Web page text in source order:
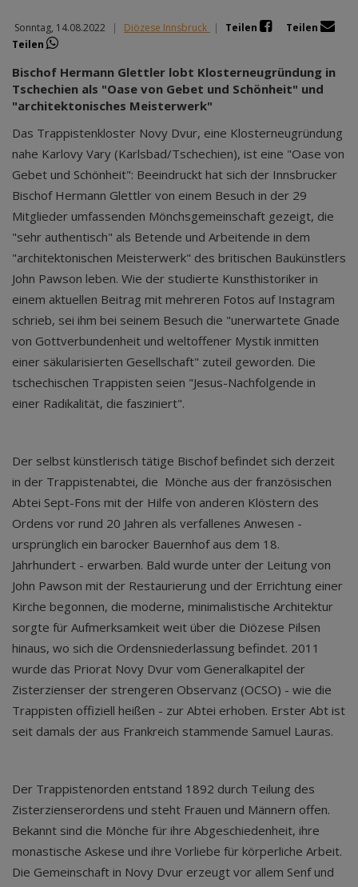
Sonntag, 14.08.2022 | Diözese Innsbruck | Teilen
Teilen
Teilen
Bischof Hermann Glettler lobt Klosterneugründung in
Tschechien als "Oase von Gebet und Schönheit" und
"architektonisches Meisterwerk"
Das Trappistenkloster Novy Dvur, eine Klosterneugründung
nahe Karlovy Vary (Karlsbad/Tschechien), ist eine "Oase von
Gebet und Schönheit": Beeindruckt hat sich der Innsbrucker
Bischof Hermann Glettler von einem Besuch in der 29
Mitglieder umfassenden Mönchsgemeinschaft gezeigt, die
"sehr authentisch" als Betende und Arbeitende in dem
"architektonischen Meisterwerk" des britischen Baukünstlers
John Pawson leben. Wie der studierte Kunsthistoriker in
einem aktuellen Beitrag mit mehreren Fotos auf Instagram
schrieb, sei ihm bei seinem Besuch die "unerwartete Gnade
von Gottverbundenheit und weltoffener Mystik inmitten
einer säkularisierten Gesellschaft" zuteil geworden. Die
tschechischen Trappisten seien "Jesus-Nachfolgende in
einer Radikalität, die fasziniert".
Der selbst künstlerisch tätige Bischof befindet sich derzeit
in der Trappistenabtei, die Mönche aus der französischen
Abtei Sept-Fons mit der Hilfe von anderen Klöstern des
Ordens vor rund 20 Jahren als verfallenes Anwesen -
ursprünglich ein barocker Bauernhof aus dem 18.
Jahrhundert - erwarben. Bald wurde unter der Leitung von
John Pawson mit der Restaurierung und der Errichtung einer
Kirche begonnen, die moderne, minimalistische Architektur
sorgte für Aufmerksamkeit weit über die Diözese Pilsen
hinaus, wo sich die Ordensniederlassung befindet. 2011
wurde das Priorat Novy Dvur vom Generalkapitel der
Zisterzienser der strengeren Observanz (OCSO) - wie die
Trappisten offiziell heißen - zur Abtei erhoben. Erster Abt ist
seit damals der aus Frankreich stammende Samuel Lauras.
Der Trappistenorden entstand 1892 durch Teilung des
Zisterzienserordens und steht Frauen und Männern offen.
Bekannt sind die Mönche für ihre Abgeschiedenheit, ihre
monastische Askese und ihre Vorliebe für körperliche Arbeit.
Die Gemeinschaft in Novy Dvur erzeugt vor allem Senf und